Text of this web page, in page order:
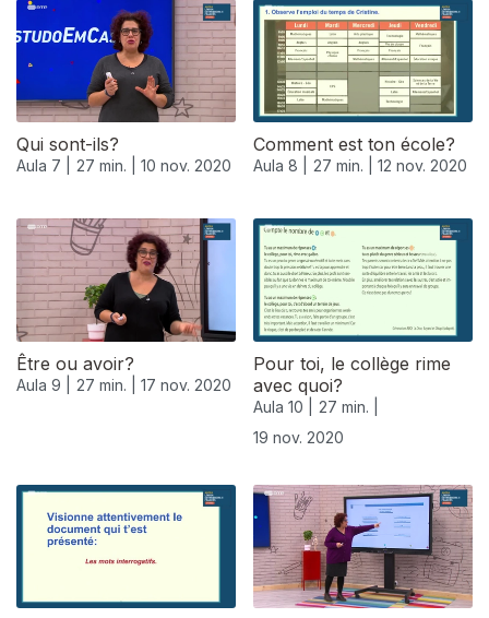
Qui sont-ils?
Aula 7 | 27 min. | 10 nov. 2020
Comment est ton école?
Aula 8 | 27 min. | 12 nov. 2020
Être ou avoir?
Aula 9 | 27 min. | 17 nov. 2020
Pour toi, le collège rime
avec quoi?
Aula 10 |
27 min. |
19 nov. 2020
508476